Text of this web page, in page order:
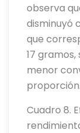
observa
disminuyó
que
17
menor
proporción.
Cuadro 8.